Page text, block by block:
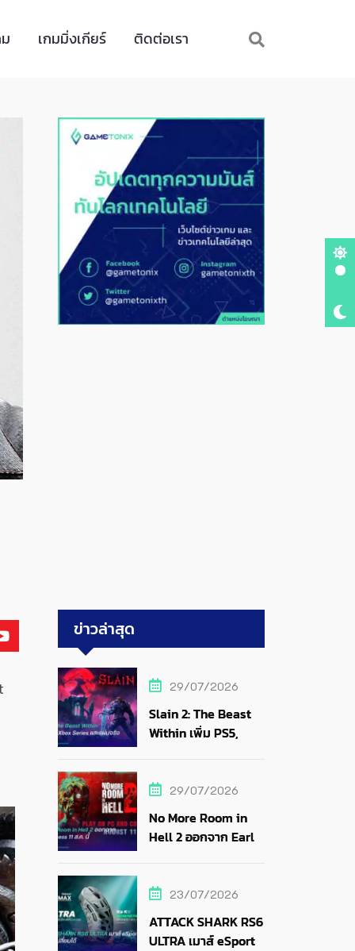
เกมมิ่งเกียร์ ติดต่อเรา
ข่าวล่าสุด
29/07/2026
Slain 2: The Beast
Within เพิ่ม PS5,
29/07/2026
No More Room in
Hell 2 ออกจาก Early
23/07/2026
ATTACK SHARK RS6
ULTRA เมาส์ eSports